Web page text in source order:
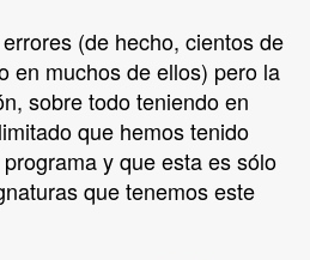
(de hecho, cientos de
en muchos de ellos) pero la
sobre todo teniendo en
que hemos tenido
y que esta es sólo
que tenemos este